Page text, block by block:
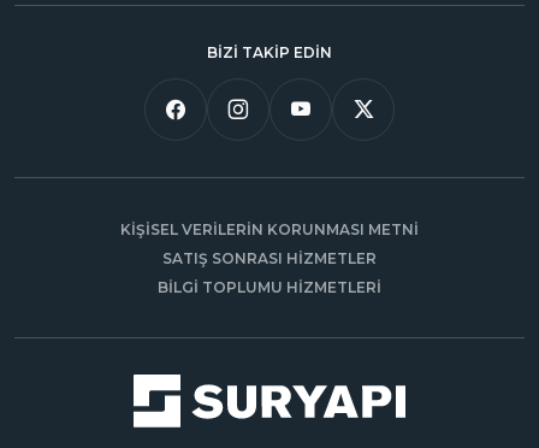
BİZİ TAKİP EDİN
KİŞİSEL VERİLERİN KORUNMASI METNİ
SATIŞ SONRASI HİZMETLER
BİLGİ TOPLUMU HİZMETLERİ